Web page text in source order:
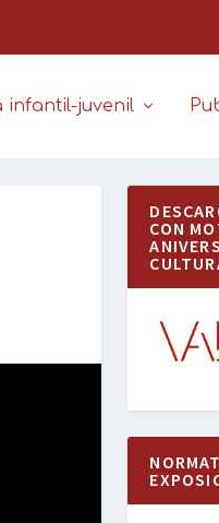
infantil-juvenil
CON